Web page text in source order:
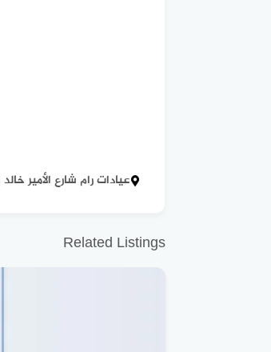
عيادات رام شارع الأمير
Related Listings